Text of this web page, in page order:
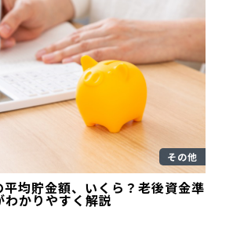
その他
平均貯金額、いくら？老後資金準
かりやすく解説